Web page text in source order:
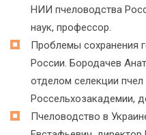
НИИ пчеловодства
наук, профессор.
Проблемы сохранения
России. Бородачев
отделом селекции
Россельхозакадемии,
Пчеловодство в